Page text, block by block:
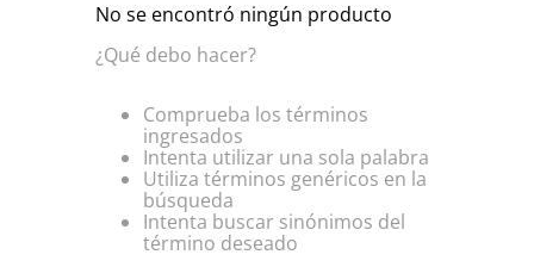
No se encontró ningún producto
¿Qué debo hacer?
Comprueba los términos
ingresados
Intenta utilizar una sola palabra
Utiliza términos genéricos en la
búsqueda
Intenta buscar sinónimos del
término deseado